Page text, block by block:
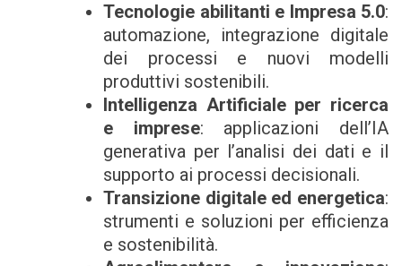
Tecnologie abilitanti e Impresa 5.0:
automazione, integrazione digitale
dei processi e nuovi modelli
produttivi sostenibili.
Intelligenza Artificiale per ricerca
e imprese: applicazioni dell’IA
generativa per l’analisi dei dati e il
supporto ai processi decisionali.
Transizione digitale ed energetica:
strumenti e soluzioni per efficienza
e sostenibilità.